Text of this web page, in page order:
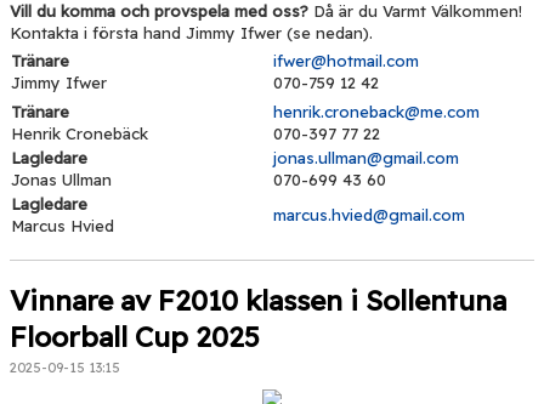
Vill du komma och provspela med oss? Då är du Varmt Välkommen!
Kontakta i första hand Jimmy Ifwer (se nedan).
Tränare
Jimmy Ifwer
ifwer@hotmail.com
070-759 12 42
Tränare
Henrik Cronebäck
henrik.croneback@me.com
070-397 77 22
Lagledare
Jonas Ullman
jonas.ullman@gmail.com
070-699 43 60
Lagledare
Marcus Hvied
marcus.hvied@gmail.com
Vinnare av F2010 klassen i Sollentuna
Floorball Cup 2025
2025-09-15 13:15